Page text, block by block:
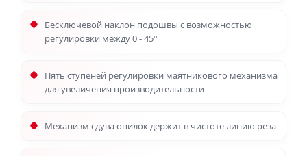
Бесключевой наклон подошвы с возможностью
регулировки между 0 - 45°
Пять ступеней регулировки маятникового механизма
для увеличения производительности
Механизм сдува опилок держит в чистоте линию реза